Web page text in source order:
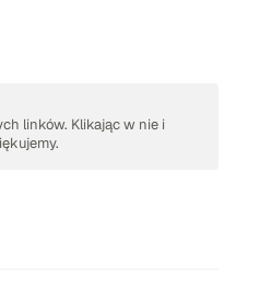
linków. Klikając w nie i